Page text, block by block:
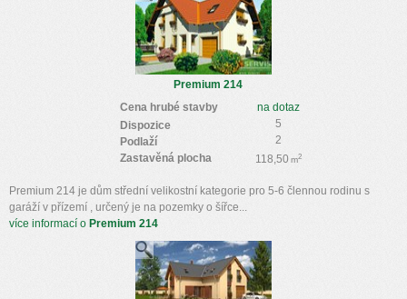
Premium 214
na dotaz
Cena hrubé stavby
5
Dispozice
2
Podlaží
118,50 m2
Zastavěná plocha
Premium 214 je dům střední velikostní kategorie pro 5-6 člennou rodinu s
garáží v přízemí , určený je na pozemky o šířce...
více informací o Premium 214